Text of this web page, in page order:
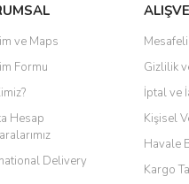
ve Maps
Formu
Hesap
Delivery
Gizlilik
İptal ve
Kişisel
Havale
Kargo